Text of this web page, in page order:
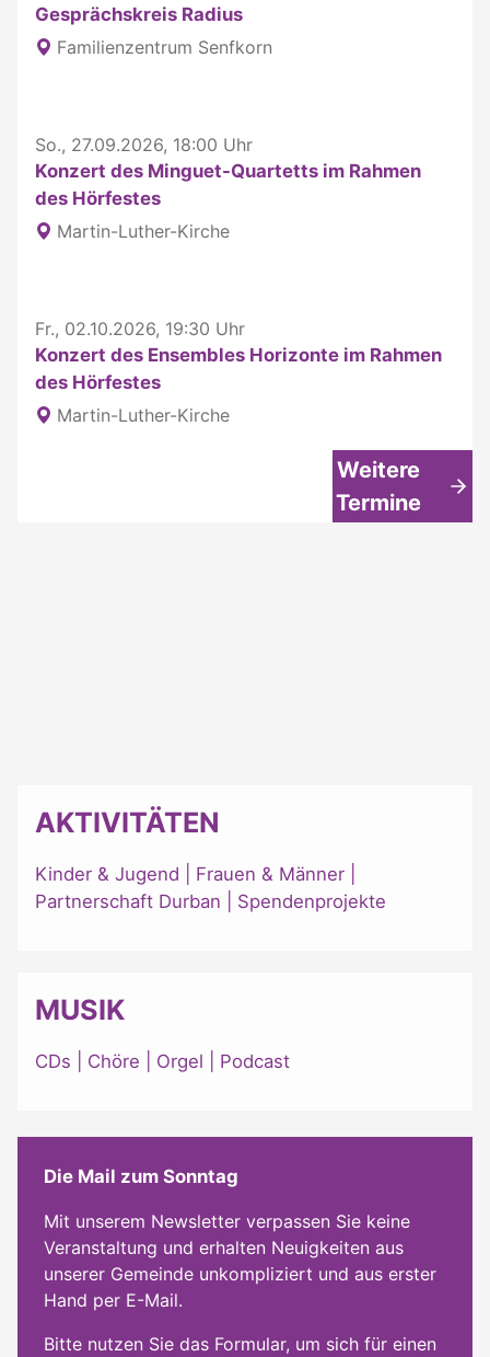
Gesprächskreis Radius
Familienzentrum Senfkorn
So., 27.09.2026, 18:00 Uhr
Konzert des Minguet-Quartetts im Rahmen
des Hörfestes
Martin-Luther-Kirche
Fr., 02.10.2026, 19:30 Uhr
Konzert des Ensembles Horizonte im Rahmen
des Hörfestes
Martin-Luther-Kirche
Weitere
Termine
AKTIVITÄTEN
Kinder & Jugend Frauen & Männer
Partnerschaft Durban
Spendenprojekte
MUSIK
CDs Chöre Orgel Podcast
Die Mail zum Sonntag
Mit unserem Newsletter verpassen Sie keine
Veranstaltung und erhalten Neuigkeiten aus
unserer Gemeinde unkompliziert und aus erster
Hand per E-Mail.
Bitte nutzen Sie das Formular, um sich für einen